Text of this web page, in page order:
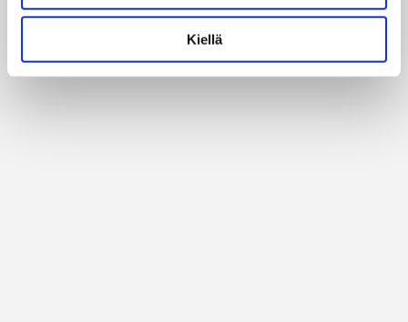
Kiellä